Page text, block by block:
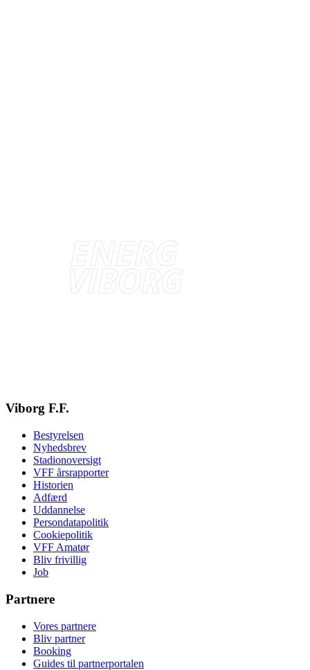
Viborg F.F.
Bestyrelsen
Nyhedsbrev
Stadionoversigt
VFF årsrapporter
Historien
Adfærd
Uddannelse
Persondatapolitik
Cookiepolitik
VFF Amatør
Bliv frivillig
Job
Partnere
Vores partnere
Bliv partner
Booking
Guides til partnerportalen